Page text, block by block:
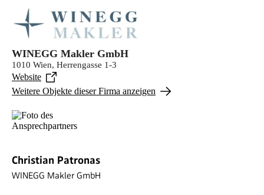
WINEGG Makler GmbH
1010 Wien, Herrengasse 1-3
Website
Weitere Objekte dieser Firma anzeigen
Christian Patronas
WINEGG Makler GmbH